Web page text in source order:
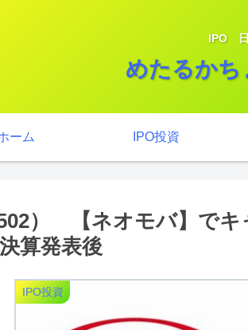
IPO
めたるかち
ーム IPO投資
） 【ネオモバ】でキ
算発表後
IPO投資